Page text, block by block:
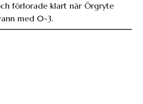
förlorade klart när Örgryte
med 0-3.